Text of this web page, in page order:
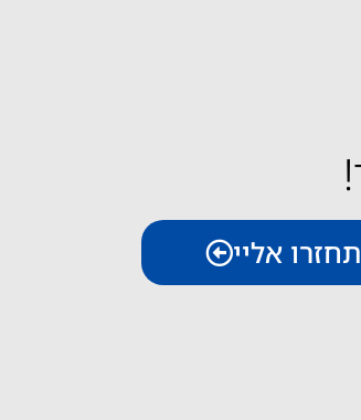
תחזרו אליי